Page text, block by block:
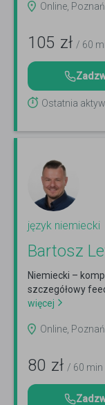
Online,
105 zł / 60
Ostatnia
język niemiecki
Bartosz
Niemiecki –
szczegółowy
więcej
Online,
80 zł / 60 min